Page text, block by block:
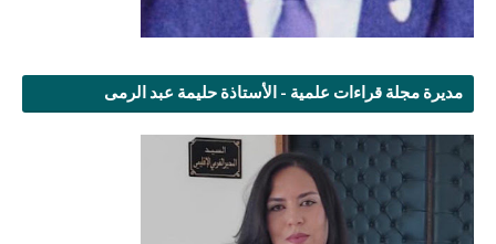
مديرة مجلة قراءات علمية - الأستاذة حليمة عبد الرمى